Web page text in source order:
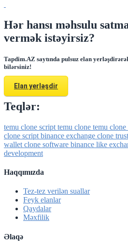
Hər hansı məhsulu
vermək istəyirsiz?
Tapdim.AZ saytında pulsuz elan
bilərsiniz!
Elan yerləşdir
Teqlər:
temu clone script temu clone temu clone
clone script binance exchange clone
wallet clone software binance like
development
Haqqımızda
Tez-tez verilən suallar
Feyk elanlar
Qaydalar
Məxfilik
Əlaqə